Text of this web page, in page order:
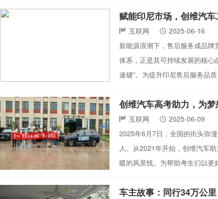
赋能印尼市场，创维汽
互联网
2025-06-16
新能源浪潮下，售后服务成品
体系，正是其可持续发展的核
速键”。为提升印尼售后服务品
创维汽车高考助力，为
互联网
2025-06-09
2025年6月7日，全国的街头弥
人。从2021年开始，创维汽车
暖的风景线。为帮助考生们以
车主故事：同行34万公